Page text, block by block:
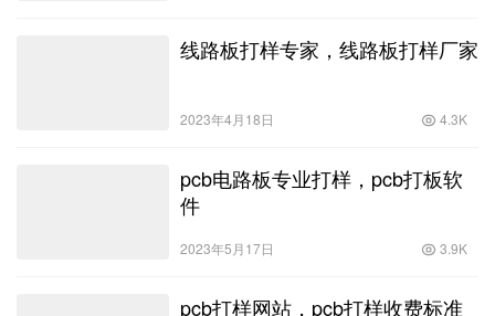
线路板打样专家，线路板打样厂家
2023年4月18日 4.3K
pcb电路板专业打样，pcb打板软
件
2023年5月17日 3.9K
pcb打样网站，pcb打样收费标准